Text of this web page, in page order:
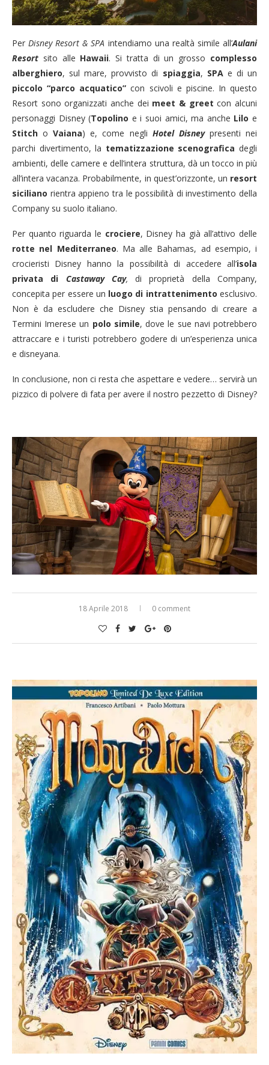
Per Disney Resort & SPA intendiamo una realtà simile all’Aulani
Resort sito alle Hawaii. Si tratta di un grosso complesso
alberghiero, sul mare, provvisto di spiaggia, SPAe di un
piccolo “parco acquatico” con scivoli e piscine. In questo
Resort sono organizzati anche dei meet & greet con alcuni
personaggi Disney (Topolino e i suoi amici, ma anche Lilo e
Stitch oVaiana) e, come negli Hotel Disneypresenti nei
parchi divertimento, la tematizzazione scenografica degli
ambienti, delle camere e dell’intera struttura, dà un tocco in più
all’intera vacanza. Probabilmente, in quest’orizzonte, un resort
siciliano rientra appieno tra le possibilità di investimento della
Company su suolo italiano.
Per quanto riguarda le crociere, Disney ha già all’attivo delle
rotte nel Mediterraneo. Ma alle Bahamas, ad esempio, i
crocieristi Disney hanno la possibilità di accedere all’isola
privata di Castaway Cay,di proprietà della Company,
concepita per essere un luogo di intrattenimento esclusivo.
Non è da escludere che Disney stia pensando di creare a
Termini Imerese un polo simile, dove le sue navi potrebbero
attraccare e i turisti potrebbero godere di un’esperienza unica
e disneyana.
In conclusione, non ci resta che aspettare e vedere… servirà un
pizzico di polvere di fata per avere il nostro pezzetto di Disney?
18 Aprile 2018 0 comment